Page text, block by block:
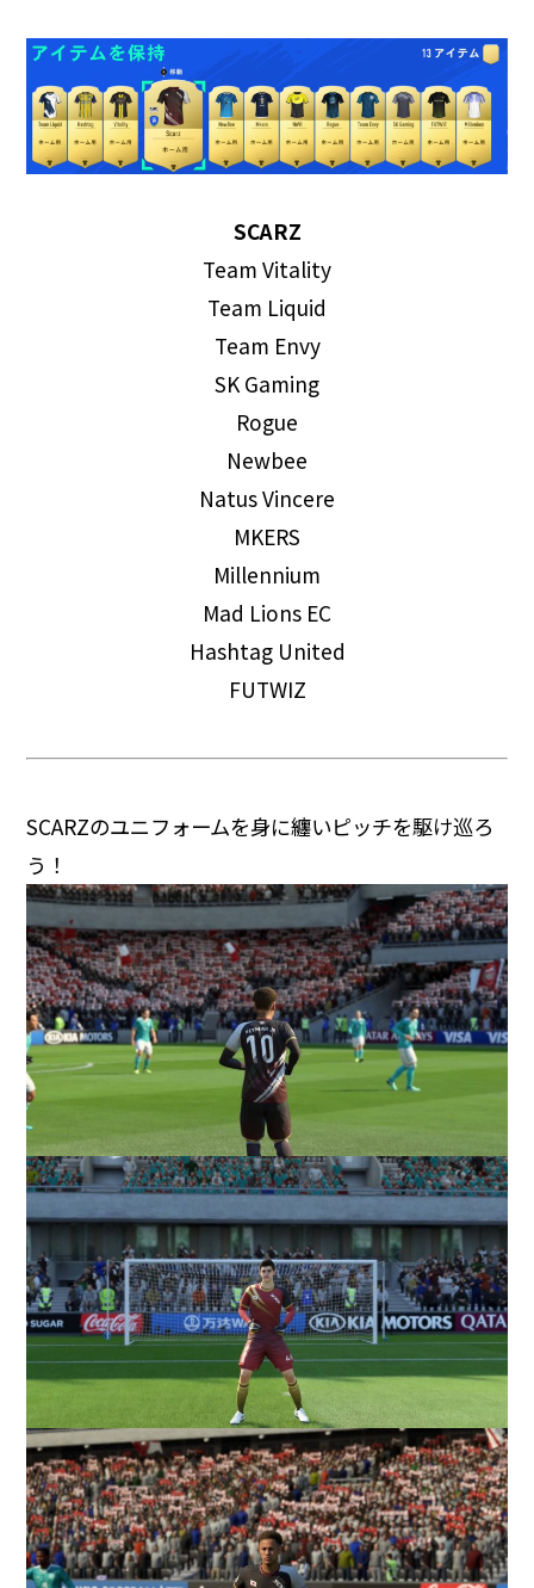
SCARZ
Team Vitality
Team Liquid
Team Envy
SK Gaming
Rogue
Newbee
Natus Vincere
MKERS
Millennium
Mad Lions EC
Hashtag United
FUTWIZ
SCARZのユニフォームを身に纏いピッチを駆け巡ろ
う！